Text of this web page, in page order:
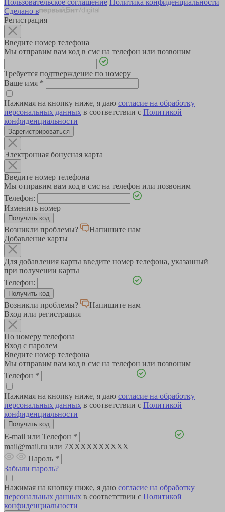
Пользовательское соглашение
Политика конфиденциальности
Сделано в
Регистрация
Введите номер телефона
Мы отправим вам код в смс на телефон или позвоним
Требуется подтверждение по номеру
Ваше имя *
Нажимая на кнопку ниже, я даю согласие на обработку
персональных данных в соответствии с Политикой
конфиденциальности
Зарегистрироваться
Электронная бонусная карта
Введите номер телефона
Мы отправим вам код в смс на телефон или позвоним
Телефон:
Изменить номер
Возникли проблемы?
Напишите нам
Добавление карты
Для добавления карты введите номер телефона, указанный
при получении карты
Телефон:
Возникли проблемы?
Напишите нам
Вход или регистрация
По номеру телефона
Вход с паролем
Введите номер телефона
Мы отправим вам код в смс на телефон или позвоним
Телефон *
Нажимая на кнопку ниже, я даю согласие на обработку
персональных данных в соответствии с Политикой
конфиденциальности
E-mail или Телефон *
mail@mail.ru или 7XXXXXXXXXX
Пароль *
Забыли пароль?
Нажимая на кнопку ниже, я даю согласие на обработку
персональных данных в соответствии с Политикой
конфиденциальности